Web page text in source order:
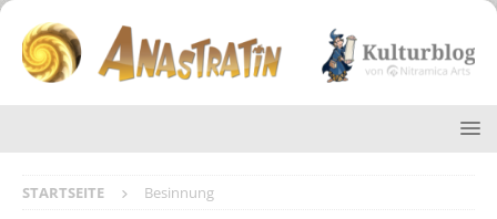
STARTSEITE Besinnung